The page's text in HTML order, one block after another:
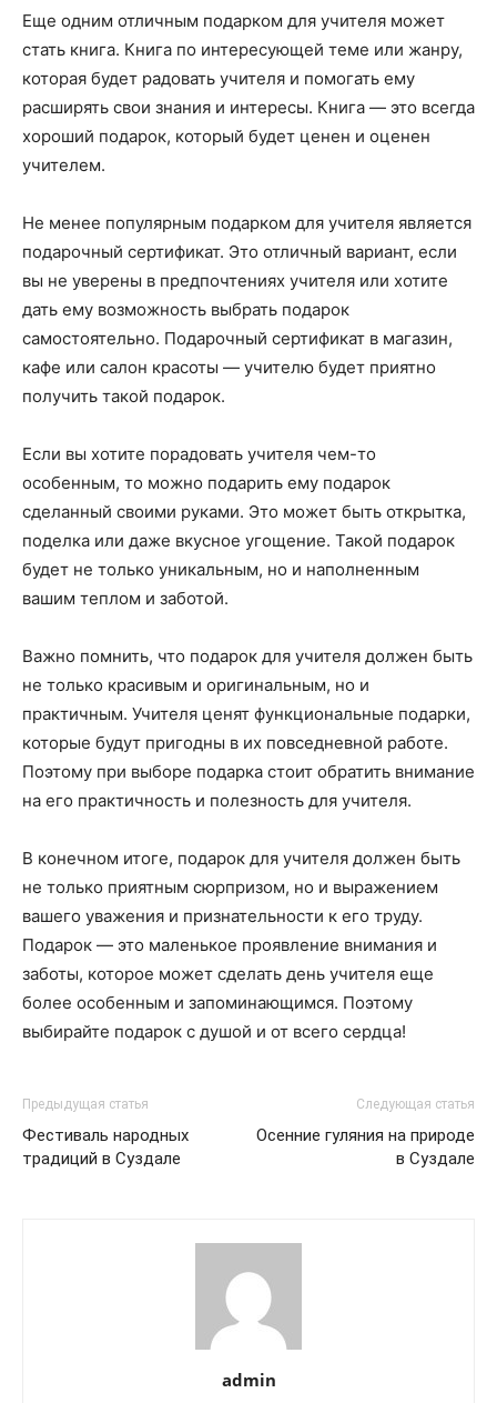
Еще одним отличным подарком для учителя может
стать книга. Книга по интересующей теме или жанру,
которая будет радовать учителя и помогать ему
расширять свои знания и интересы. Книга — это всегда
хороший подарок, который будет ценен и оценен
учителем.
Не менее популярным подарком для учителя является
подарочный сертификат. Это отличный вариант, если
вы не уверены в предпочтениях учителя или хотите
дать ему возможность выбрать подарок
самостоятельно. Подарочный сертификат в магазин,
кафе или салон красоты — учителю будет приятно
получить такой подарок.
Если вы хотите порадовать учителя чем-то
особенным, то можно подарить ему подарок
сделанный своими руками. Это может быть открытка,
поделка или даже вкусное угощение. Такой подарок
будет не только уникальным, но и наполненным
вашим теплом и заботой.
Важно помнить, что подарок для учителя должен быть
не только красивым и оригинальным, но и
практичным. Учителя ценят функциональные подарки,
которые будут пригодны в их повседневной работе.
Поэтому при выборе подарка стоит обратить внимание
на его практичность и полезность для учителя.
В конечном итоге, подарок для учителя должен быть
не только приятным сюрпризом, но и выражением
вашего уважения и признательности к его труду.
Подарок — это маленькое проявление внимания и
заботы, которое может сделать день учителя еще
более особенным и запоминающимся. Поэтому
выбирайте подарок с душой и от всего сердца!
Предыдущая статья
Фестиваль народных
традиций в Суздале
Следующая статья
Осенние гуляния на природе
в Суздале
admin